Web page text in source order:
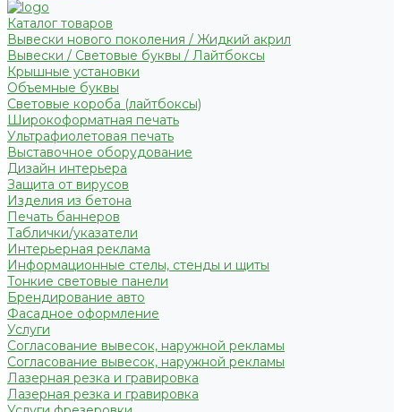
Каталог товаров
Вывески нового поколения / Жидкий акрил
Вывески / Световые буквы / Лайтбоксы
Крышные установки
Объемные буквы
Световые короба (лайтбоксы)
Широкоформатная печать
Ультрафиолетовая печать
Выставочное оборудование
Дизайн интерьера
Защита от вирусов
Изделия из бетона
Печать баннеров
Таблички/указатели
Интерьерная реклама
Информационные стелы, стенды и щиты
Тонкие световые панели
Брендирование авто
Фасадное оформление
Услуги
Согласование вывесок, наружной рекламы
Согласование вывесок, наружной рекламы
Лазерная резка и гравировка
Лазерная резка и гравировка